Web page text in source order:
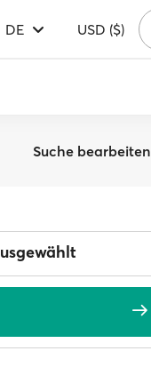
DE USD ($)
Suche bearbeiten